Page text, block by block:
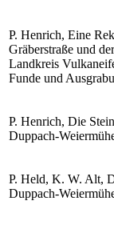
P. Henrich, Eine
Gräberstraße und
Landkreis
Funde und
P. Henrich, Die
Duppach-
P. Held, K. W. Alt,
Duppach-